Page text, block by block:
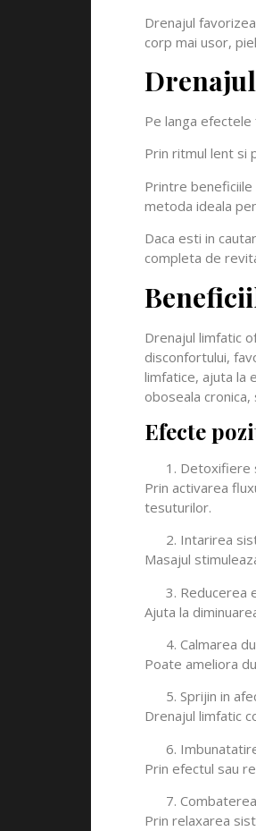
Drenajul
corp mai usor,
Pe langa
Prin ritmul lent si
Printre beneficiile
metoda ideala
Daca esti in
completa de
Drenajul limfatic
disconfortului,
limfatice, ajuta la
oboseala cronica,
Efecte
Detoxifiere
Prin activarea
tesuturilor.
Intarirea
Masajul
Reducerea
Ajuta la
Calmarea
Poate ameliora
Sprijin in
Drenajul limfatic
Prin efectul sau
Prin relaxarea